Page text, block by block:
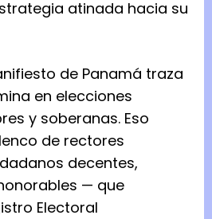
atinada hacia su
de Panamá traza
en elecciones
y soberanas. Eso
de rectores
decentes,
— que
Electoral